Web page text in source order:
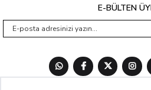
E-BÜLTEN